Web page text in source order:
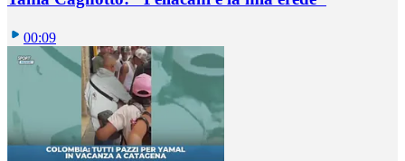
00:09